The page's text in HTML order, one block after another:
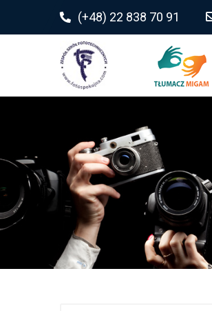
(+48) 22 838 70 91